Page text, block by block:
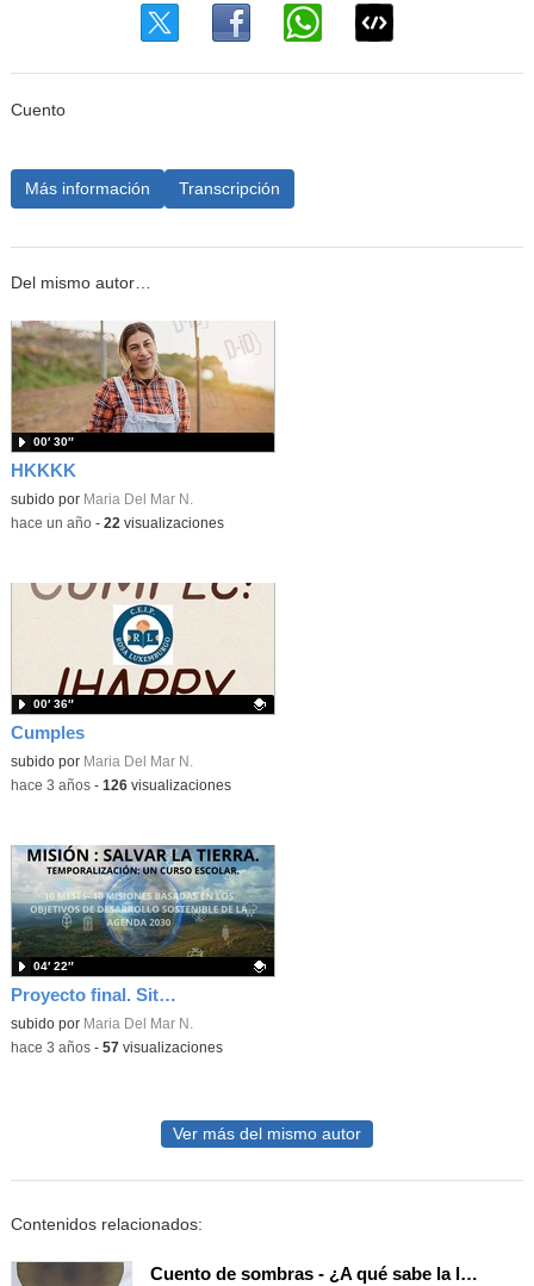
Cuento
Más información Transcripción
Del mismo autor…
HKKKK
subido por Maria Del Mar N.
00′ 30″
-hace un año- 22 visualizaciones
Cumples
Contenido educativo.
subido por Maria Del Mar N.
00′ 36″
-hace 3 años- 126visualizaciones
Proyecto final. Situación de Aprendizaje
Contenido educativo.
subido por Maria Del Mar N.
04′ 22″
-hace 3 años- 57visualizaciones
Ver más del mismo autor
Contenidos relacionados:
Cuento de sombras - ¿A qué sabe la luna?